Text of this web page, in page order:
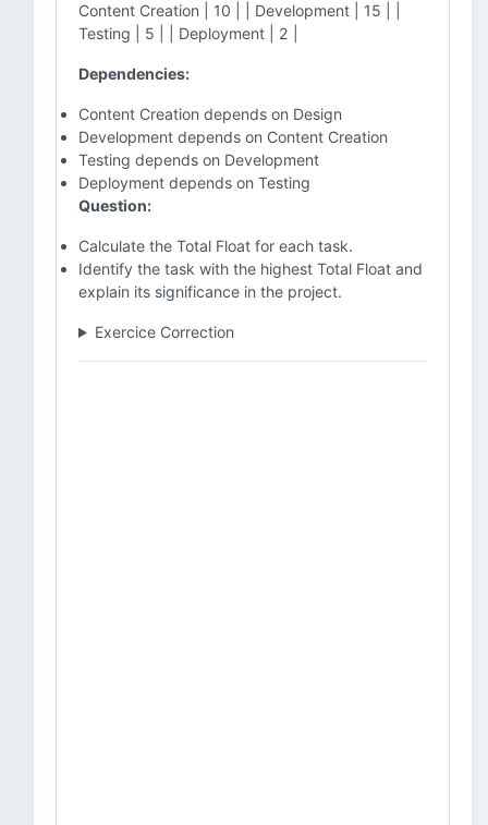
Content Creation | 10 | | Development | 15 | |
Testing | 5 | | Deployment | 2 |
Dependencies:
Content Creation depends on Design
Development depends on Content Creation
Testing depends on Development
Deployment depends on Testing
Question:
Calculate the Total Float for each task.
Identify the task with the highest Total Float and
explain its significance in the project.
Exercice Correction